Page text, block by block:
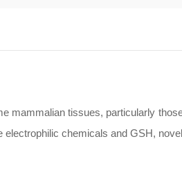
mammalian tissues, particularly
electrophilic chemicals and GSH,